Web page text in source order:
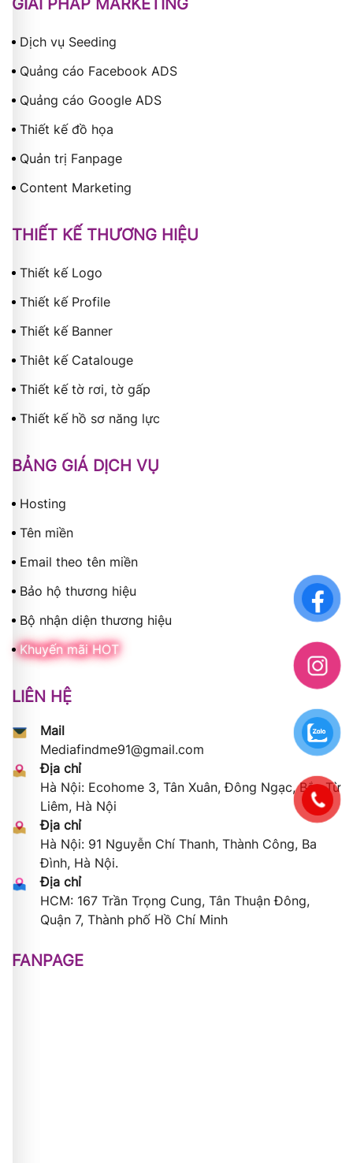
GIẢI PHÁP MARKETING
Dịch vụ Seeding
Quảng cáo Facebook ADS
Quảng cáo Google ADS
Thiết kế đồ họa
Quản trị Fanpage
Content Marketing
THIẾT KẾ THƯƠNG HIỆU
Thiết kế Logo
Thiết kế Profile
Thiết kế Banner
Thiêt kế Catalouge
Thiết kế tờ rơi, tờ gấp
Thiết kế hồ sơ năng lực
BẢNG GIÁ DỊCH VỤ
Hosting
Tên miền
Email theo tên miền
Bảo hộ thương hiệu
Bộ nhận diện thương hiệu
Khuyến mãi HOT
LIÊN HỆ
Mail
Mediafindme91@gmail.com
Địa chỉ
Hà Nội: Ecohome 3, Tân Xuân, Đông Ngạc, Bắc Từ
Liêm, Hà Nội
Địa chỉ
Hà Nội: 91 Nguyễn Chí Thanh, Thành Công, Ba
Đình, Hà Nội.
Địa chỉ
HCM: 167 Trần Trọng Cung, Tân Thuận Đông,
Quận 7, Thành phố Hồ Chí Minh
FANPAGE